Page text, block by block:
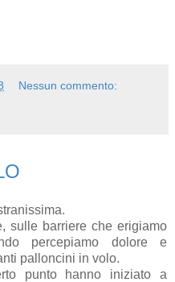
Nessun commento:
sulle barriere che erigiamo
percepiamo dolore e
palloncini in volo.
punto hanno iniziato a